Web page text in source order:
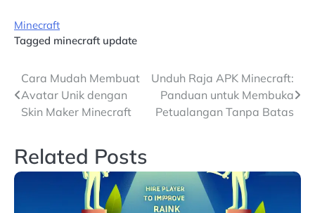
Minecraft
Tagged minecraft update
Post
navigation
Cara Mudah Membuat
Avatar Unik dengan
Skin Maker Minecraft
Unduh Raja APK Minecraft:
Panduan untuk Membuka
Petualangan Tanpa Batas
Related Posts